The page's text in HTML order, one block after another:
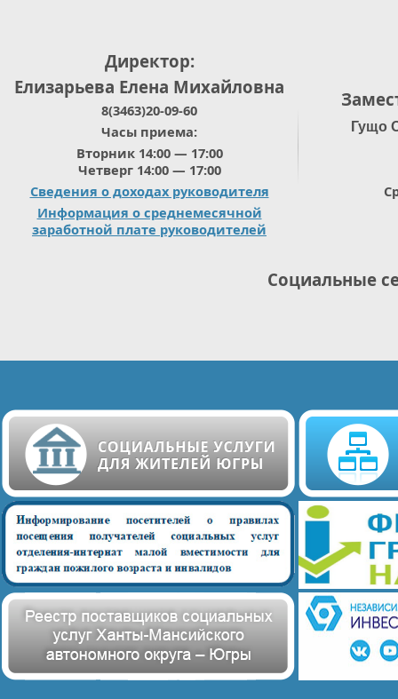
Директор:
Елизарьева Елена Михайловна
8(3463)20-09-60
Часы приема:
Вторник 14:00 — 17:00
Четверг 14:00 — 17:00
Сведения о доходах руководителя
Информация о среднемесячной
заработной плате руководителей
Гущо
Социальные